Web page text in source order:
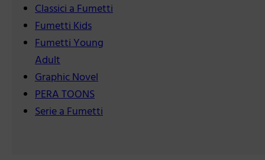
Classici a Fumetti
Fumetti Kids
Fumetti Young
Adult
Graphic Novel
PERA TOONS
Serie a Fumetti